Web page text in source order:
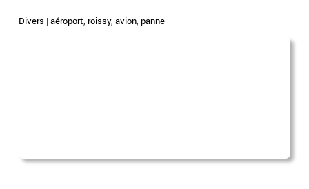
Divers |aéroport,roissy,avion,panne